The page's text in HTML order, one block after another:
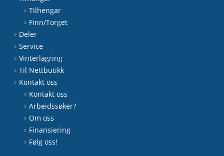
Tilhengar
Finn/Torget
Deler
Service
Vinterlagring
Til Nettbutikk
Kontakt oss
Kontakt oss
Arbeidssøker?
Om oss
Finansiering
Følg oss!